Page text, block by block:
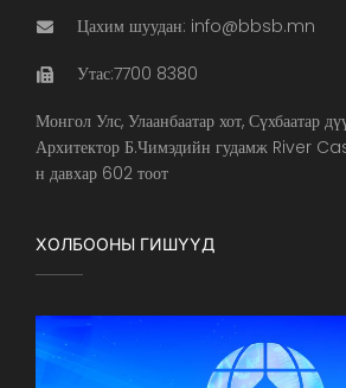
Цахим шуудан: info@bbsb.mn
Утас:7700 8380
Монгол Улс, Улаанбаатар хот, Сүхбаатар
Архитектор Б.Чимэдийн гудамж River
н давхар 602 тоот
ХОЛБООНЫ ГИШҮҮД